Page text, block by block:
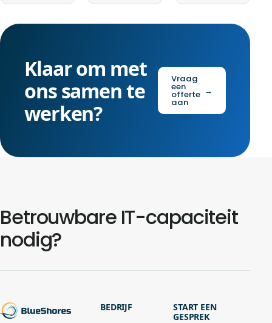
Klaar om met
ons samen te
werken?
Vraag
een
offerte
aan
→
Betrouwbare IT-capaciteit
nodig?
BEDRIJF
START EEN
GESPREK